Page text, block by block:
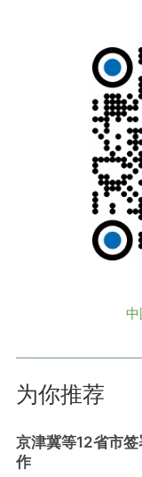
为你推荐
京津冀等12省市
作